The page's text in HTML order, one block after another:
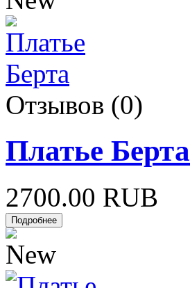
Отзывов (0)
Платье Берта
2700.00 RUB